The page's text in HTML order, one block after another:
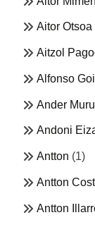
Aitor Otsoa
Aitzol
Alfonso
Ander
Andoni
Antton (1)
Antton
Antton